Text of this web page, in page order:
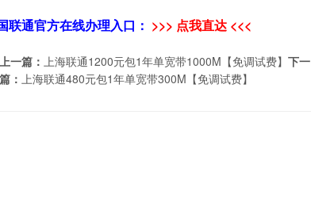
联通官方在线办理入口： >>> 点我直达 <<<
上一篇： 上海联通1200元包1年单宽带1000M【免调试费】下一
篇： 上海联通480元包1年单宽带300M【免调试费】